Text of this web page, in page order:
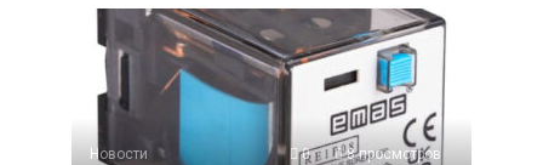
Новости 0 8 просмотров